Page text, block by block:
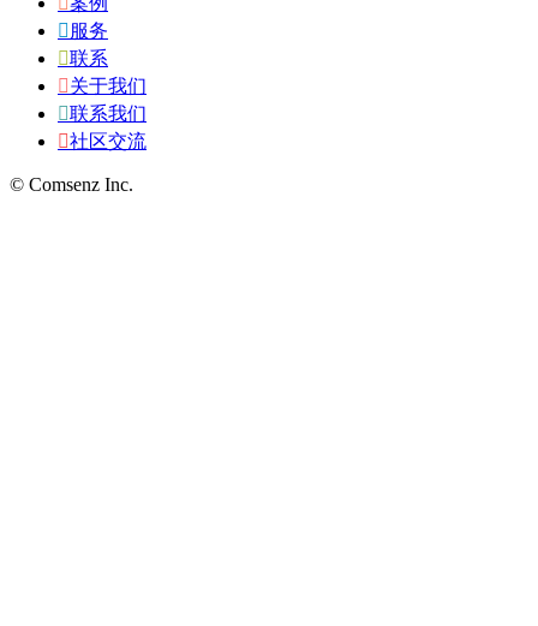
服务
联系
关于我们
联系我们
社区交流
© Comsenz Inc.